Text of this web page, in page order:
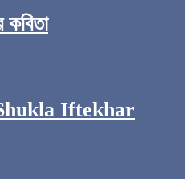
কবিতা
Iftekhar